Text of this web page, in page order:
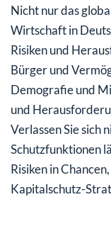
Nicht nur das
Wirtschaft in
Risiken und
Bürger und
Demografie und
und
Verlassen Sie sich
Schutzfunktionen
Risiken in
Kapitalschutz-